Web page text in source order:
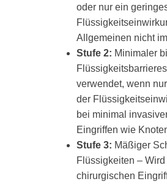
oder nur ein
Allgemeinen nicht
Stufe 2: Minimaler
verwendet, wenn
der
bei minimal
Eingriffen wie
Stufe 3: Mäßiger
Flüssigkeiten –
chirurgischen